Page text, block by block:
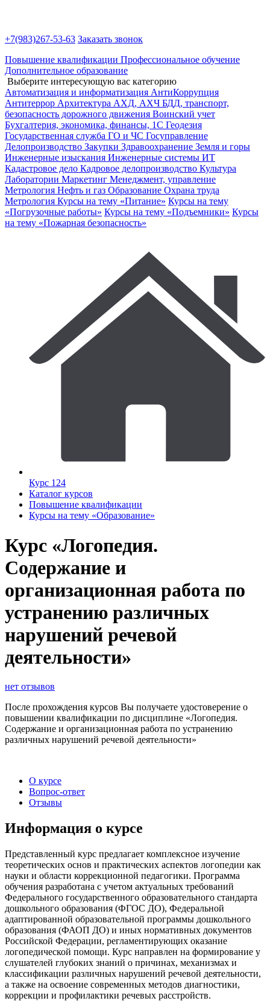
+7(983)267-53-63 Заказать звонок
Повышение квалификации Профессиональное обучение
Дополнительное образование
Выберите интересующую вас категорию
Автоматизация и информатизация АнтиКоррупция
Антитеррор Архитектура АХД, АХЧ БДД, транспорт,
безопасность дорожного движения Воинский учет
Бухгалтерия, экономика, финансы, 1С Геодезия
Государственная служба ГО и ЧС Госуправление
Делопроизводство Закупки Здравоохранение Земля и горы
Инженерные изыскания Инженерные системы ИТ
Кадастровое дело Кадровое делопроизводство Культура
Лаборатории Маркетинг Менеджмент, управление
Метрология Нефть и газ Образование Охрана труда
Метрология Курсы на тему «Питание» Курсы на тему
«Погрузочные работы» Курсы на тему «Подъемники» Курсы
на тему «Пожарная безопасность»
Курс 124
Каталог курсов
Повышение квалификации
Курсы на тему «Образование»
Курс «Логопедия.
Содержание и
организационная работа по
устранению различных
нарушений речевой
деятельности»
нет отзывов
После прохождения курсов Вы получаете удостоверение о
повышении квалификации по дисциплине «Логопедия.
Содержание и организационная работа по устранению
различных нарушений речевой деятельности»
О курсе
Вопрос-ответ
Отзывы
Информация о курсе
Представленный курс предлагает комплексное изучение
теоретических основ и практических аспектов логопедии как
науки и области коррекционной педагогики. Программа
обучения разработана с учетом актуальных требований
Федерального государственного образовательного стандарта
дошкольного образования (ФГОС ДО), Федеральной
адаптированной образовательной программы дошкольного
образования (ФАОП ДО) и иных нормативных документов
Российской Федерации, регламентирующих оказание
логопедической помощи. Курс направлен на формирование у
слушателей глубоких знаний о причинах, механизмах и
классификации различных нарушений речевой деятельности,
а также на освоение современных методов диагностики,
коррекции и профилактики речевых расстройств.